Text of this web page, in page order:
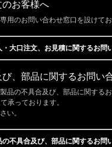
お客様へ
用のお問い合わせ窓口を設けてお
・大口注文、お見積に関するお問
、部品に関するお問い
品の不具合及び、部品に関する
承っております。
い。
の不具合及び、部品に関するお問